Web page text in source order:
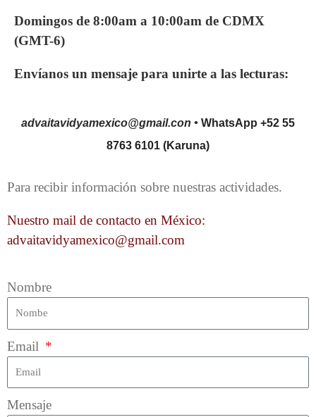
Domingos de 8:00am a 10:00am de CDMX
(GMT-6)
Envíanos un mensaje para unirte a las lecturas:
advaitavidyamexico@gmail.con • WhatsApp +52 55
8763 6101 (Karuna)
Para recibir información sobre nuestras actividades.
Nuestro mail de contacto en México:
advaitavidyamexico@gmail.com
Nombre
Email
Mensaje